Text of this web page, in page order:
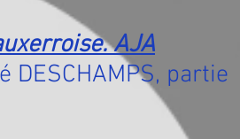
AJA
partie